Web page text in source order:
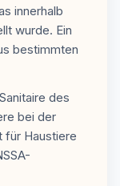
innerhalb
wurde. Ein
bestimmten
des
bei der
für Haustiere